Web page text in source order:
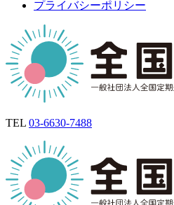
プライバシーポリシー
TEL 03-6630-7488